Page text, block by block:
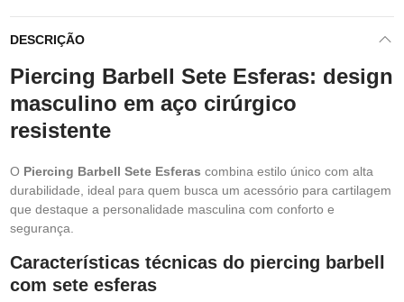
DESCRIÇÃO
Piercing Barbell Sete Esferas: design
masculino em aço cirúrgico
resistente
O Piercing Barbell Sete Esferas combina estilo único com alta
durabilidade, ideal para quem busca um acessório para cartilagem
que destaque a personalidade masculina com conforto e
segurança.
Características técnicas do piercing barbell
com sete esferas